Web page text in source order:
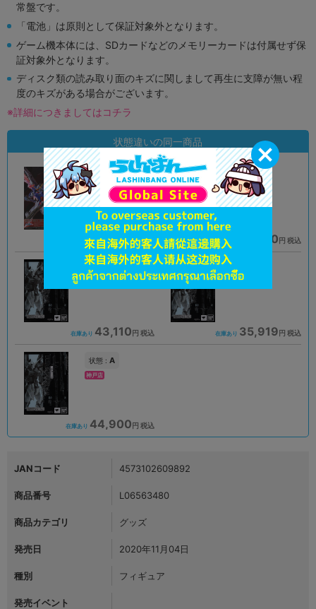
常盤です。
「電池」は原則として保証対象外となります。
ゲーム機本体には、SDカードなどのメモリーカードは付属せず保
証対象外となります。
ディスク類の読み取り面のキズに関しまして再生に支障が無い程
度のキズがある場合がございます。
※詳細につきましてはコチラ
状態違いの同一商品
状態 : A
オンライン
品切状態 61,900円 税込
状態 :A
札幌店本館
在庫あり 40,410円 税込
状態 : A
秋葉原店新館
在庫あり 43,110円 税込
状態 :
秋葉原店新館
在庫あり 35,919円 税込
状態 : A
神戸店
在庫あり 44,900円 税込
JANコード 4573102609892
商品番号 L06563480
商品カテゴリ グッズ
発売日 2020年11月04日
種別 フィギュア
発売イベント